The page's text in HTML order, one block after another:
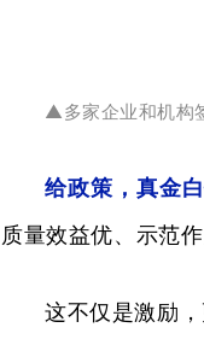
▲多家企业和机构
给政策，真金
质量效益优、示范
这不仅是激励